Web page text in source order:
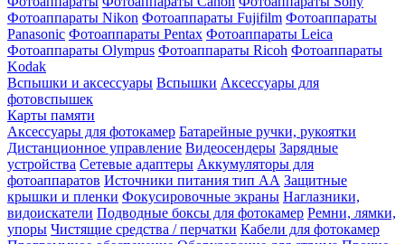
Фотоаппараты Nikon Фотоаппараты Fujifilm Фотоаппараты
Panasonic Фотоаппараты Pentax Фотоаппараты Leica
Фотоаппараты Olympus Фотоаппараты Ricoh Фотоаппараты
Kodak
Вспышки и аксессуары Вспышки Аксессуары для
фотовспышек
Карты памяти
Аксессуары для фотокамер Батарейные ручки, рукоятки
Дистанционное управление Видеосендеры Зарядные
устройства Сетевые адаптеры Аккумуляторы для
фотоаппаратов Источники питания тип АА Защитные
крышки и пленки Фокусировочные экраны Наглазники,
видоискатели Подводные боксы для фотокамер Ремни, лямки,
упоры Чистящие средства / перчатки Кабели для фотокамер